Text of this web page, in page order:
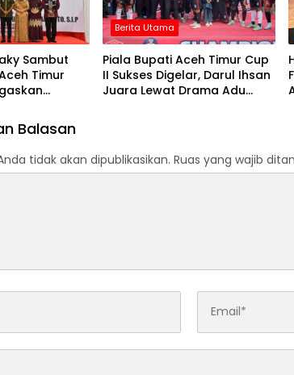
Sambut
Timur
Berita Utama
Piala Bupati Aceh Timur Cup
II Sukses Digelar, Darul Ihsan
Juara Lewat Drama Adu
Balasan
tidak akan dipublikasikan. Ruas yang wajib